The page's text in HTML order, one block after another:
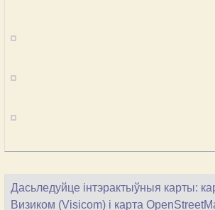
Дасьледуйце інтэрактыўныя карты:
Визиком (Visicom) і карта